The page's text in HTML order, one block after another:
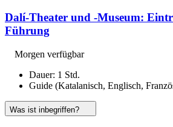
Dalí-Theater und -Museum:
Führung
Morgen verfügbar
Dauer: 1 Std.
Guide (Katalanisch, Englisch,
Was ist inbegriffen?